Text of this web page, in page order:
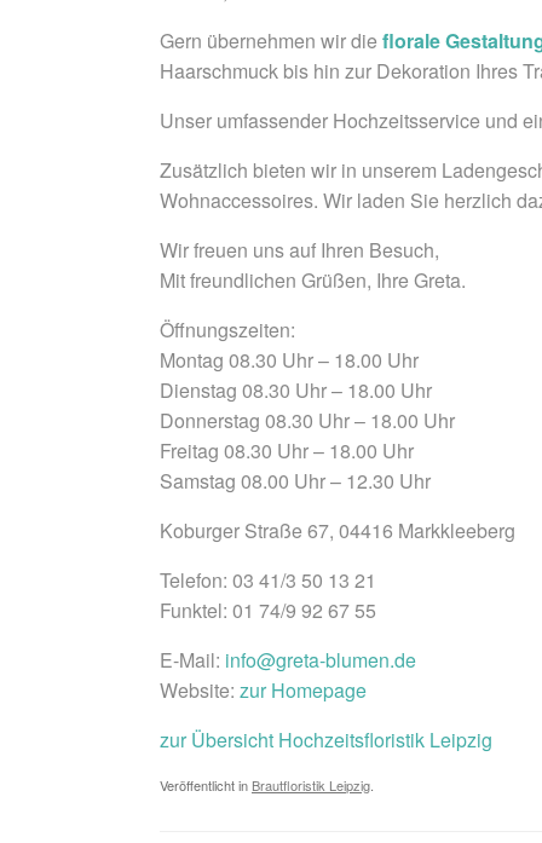
Gern übernehmen wir die florale
Haarschmuck bis hin zur Dekoration Ihres
Unser umfassender Hochzeitsservice und
Zusätzlich bieten wir in unserem
Wohnaccessoires. Wir laden Sie herzlich
Wir freuen uns auf Ihren Besuch,
Mit freundlichen Grüßen, Ihre Greta.
Öffnungszeiten:
Montag 08.30 Uhr – 18.00 Uhr
Dienstag 08.30 Uhr – 18.00 Uhr
Donnerstag 08.30 Uhr – 18.00 Uhr
Freitag 08.30 Uhr – 18.00 Uhr
Samstag 08.00 Uhr – 12.30 Uhr
Koburger Straße 67, 04416 Markkleeberg
Telefon: 03 41/3 50 13 21
Funktel: 01 74/9 92 67 55
E-Mail: info@greta-blumen.de
Website: zur Homepage
zur Übersicht Hochzeitsfloristik Leipzig
Veröffentlicht in Brautfloristik Leipzig